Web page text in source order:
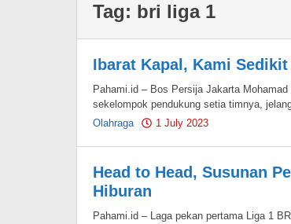
Tag: bri liga 1
Ibarat Kapal, Kami
Pahami.id – Bos Persija Jakarta
sekelompok pendukung setia timnya,
Olahraga
1 July 2023
Head to Head, Susunan
Hiburan
Pahami.id – Laga pekan pertama Liga 1